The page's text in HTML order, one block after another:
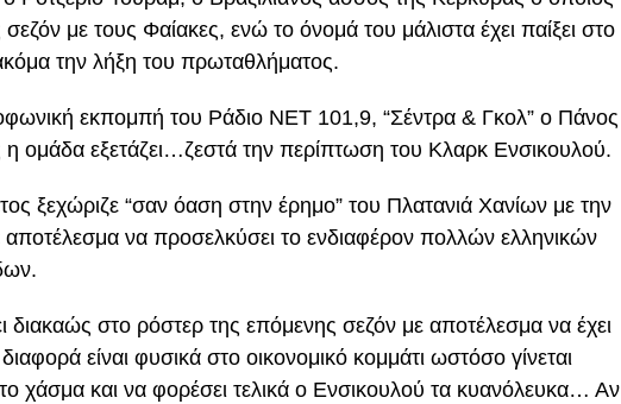
σεζόν με τους Φαίακες, ενώ το όνομά του μάλιστα έχει παίξει στο
την λήξη του πρωταθλήματος.
εκπομπή του Ράδιο ΝΕΤ 101,9, “Σέντρα & Γκολ” ο Πάνος
εξετάζει…ζεστά την περίπτωση του Κλαρκ Ενσικουλού.
ξεχώριζε “σαν όαση στην έρημο” του Πλατανιά Χανίων με την
να προσελκύσει το ενδιαφέρον πολλών ελληνικών
στο ρόστερ της επόμενης σεζόν με αποτέλεσμα να έχει
είναι φυσικά στο οικονομικό κομμάτι ωστόσο γίνεται
χάσμα και να φορέσει τελικά ο Ενσικουλού τα κυανόλευκα… Αν